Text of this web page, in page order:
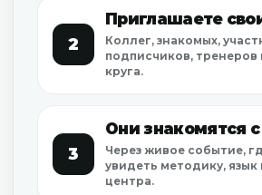
2
Приглашаете
Коллег, знакомых,
подписчиков, тренеров
круга.
3
Они знакомятся
Через живое событие,
увидеть методику, язык
центра.